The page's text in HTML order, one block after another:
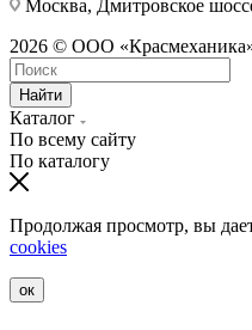
Москва, Дмитровское
2026 © ООО
Найти
Каталог
По всему сайту
По каталогу
Продолжая просмотр, вы
cookies
ок